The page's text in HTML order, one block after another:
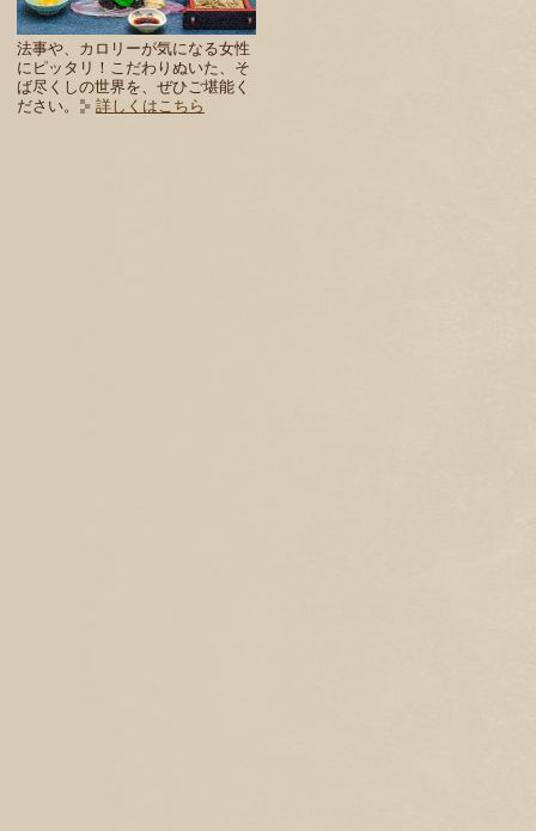
法事や、カロリーが気になる女性
にピッタリ！こだわりぬいた、そ
ば尽くしの世界を、ぜひご堪能く
ださい。
詳しくはこちら